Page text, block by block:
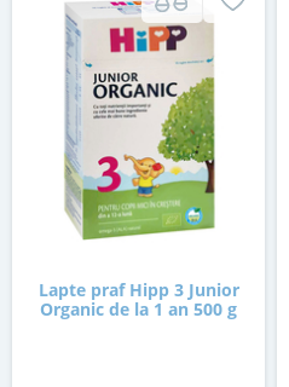
Lapte praf Hipp 3 Junior
Organic de la 1 an 500 g